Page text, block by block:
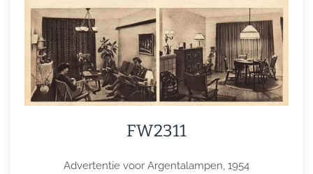
FW2311
Advertentie voor Argentalampen, 1954